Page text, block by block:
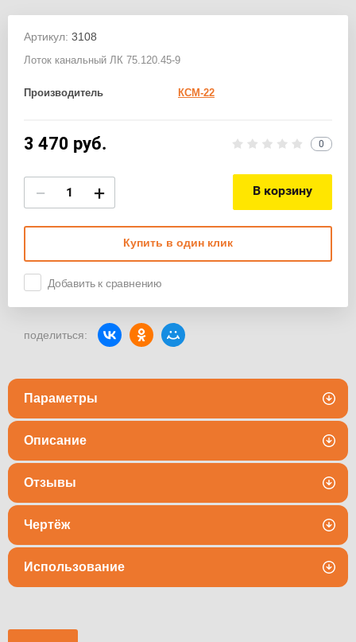
Артикул: 3108
Лоток канальный ЛК 75.120.45-9
Производитель КСМ-22
3 470 руб. 0
− + В корзину
Купить в один клик
Добавить к сравнению
поделиться:
Параметры
Описание
Отзывы
Чертёж
Использование